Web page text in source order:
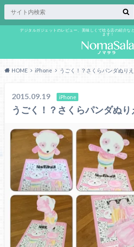
デジタルガジェットのレビュー、美味しくて唸る店の紹介な
ます！
HOME iPhone うごく！？さくらパンダぬり
2015.09.19 iPhone
うごく！？さくらパンダぬ